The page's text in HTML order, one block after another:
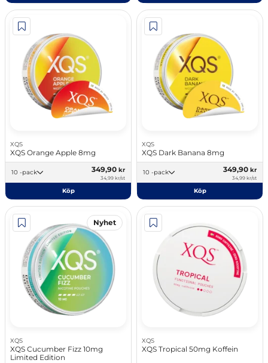
XQS
XQS Orange Apple 8mg
10 -pack 349,90 kr
34,99 kr/st
Köp
XQS
XQS Dark Banana 8mg
10 -pack 349,90 kr
34,99 kr/st
Köp
Nyhet
XQS
XQS Cucumber Fizz 10mg
Limited Edition
XQS
XQS Tropical 50mg Koffein